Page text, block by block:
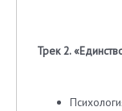
Трек 2.